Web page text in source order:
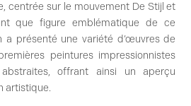
centrée sur le mouvement De Stijl et
que figure emblématique de ce
a présenté une variété d’œuvres de
peintures impressionnistes
abstraites, offrant ainsi un aperçu
artistique.